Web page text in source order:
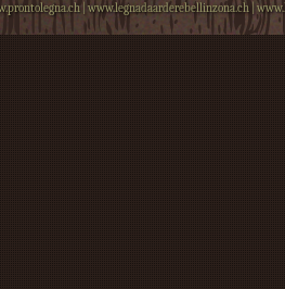
| www.legnadaarderebellinzona.ch|